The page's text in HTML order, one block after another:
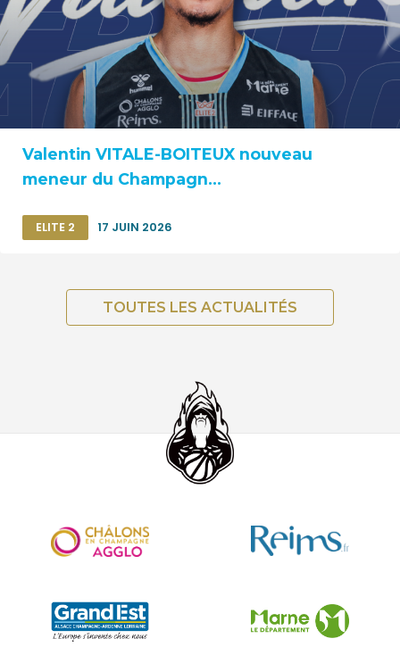
Valentin VITALE-BOITEUX nouveau
meneur du Champagn...
ELITE 2 17 JUIN 2026
TOUTES LES ACTUALITÉS